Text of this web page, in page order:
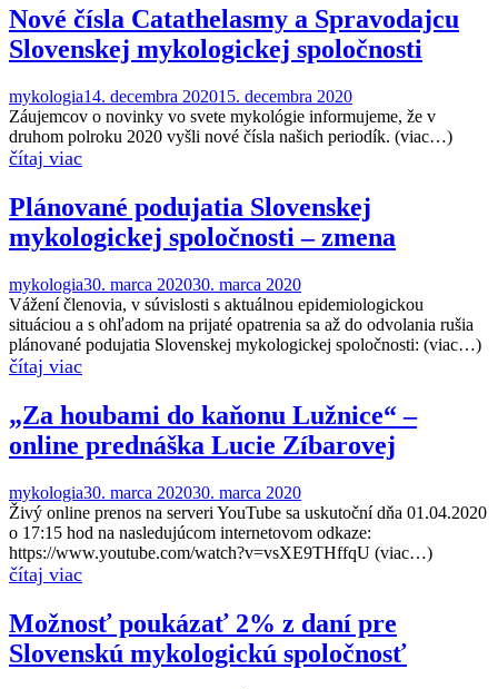
Nové čísla Catathelasmy a Spravodajcu
Slovenskej mykologickej spoločnosti
mykologia14. decembra 202015. decembra 2020
Záujemcov o novinky vo svete mykológie informujeme, že v
druhom polroku 2020 vyšli nové čísla našich periodík. (viac…)
Plánované podujatia Slovenskej
mykologickej spoločnosti – zmena
mykologia30. marca 202030. marca 2020
Vážení členovia, v súvislosti s aktuálnou epidemiologickou
situáciou a s ohľadom na prijaté opatrenia sa až do odvolania rušia
plánované podujatia Slovenskej mykologickej spoločnosti: (viac…)
„Za houbami do kaňonu Lužnice“ –
online prednáška Lucie Zíbarovej
mykologia30. marca 202030. marca 2020
Živý online prenos na serveri YouTube sa uskutoční dňa 01.04.2020
o 17:15 hod na nasledujúcom internetovom odkaze:
https://www.youtube.com/watch?v=vsXE9THffqU (viac…)
Možnosť poukázať 2% z daní pre
Slovenskú mykologickú spoločnosť